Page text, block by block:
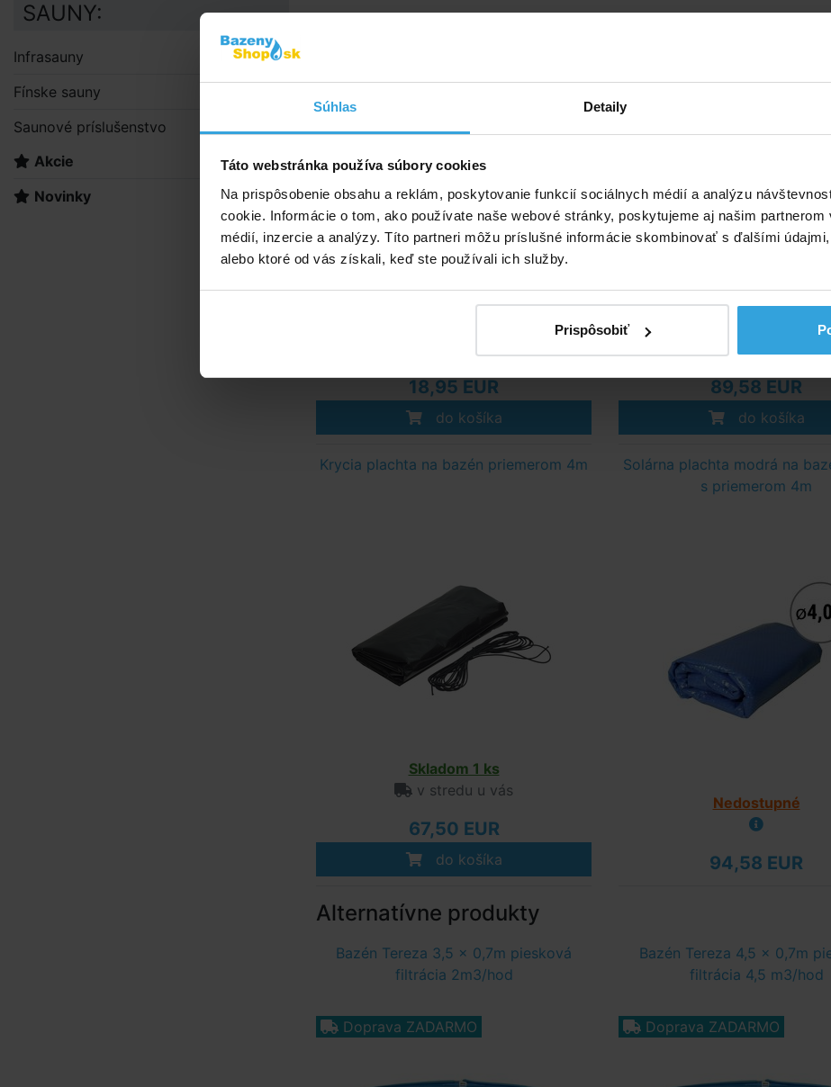
Súhlas Detaily
Táto webstránka používa súbory cookies
Na prispôsobenie obsahu a reklám, poskytovanie funkcií sociálnych médií a analýzu
cookie. Informácie o tom, ako používate naše webové stránky, poskytujeme aj našim partnerom
médií, inzercie a analýzy. Títo partneri môžu príslušné informácie skombinovať s ďalšími
alebo ktoré od vás získali, keď ste používali ich služby.
Prispôsobiť
18,95 EUR
do košíka
89,58 EUR
do košíka
Krycia plachta na bazén priemerom 4m
Skladom 1 ks
v stredu u vás
67,50 EUR
do košíka
Solárna plachta modrá na
s priemerom 4m
Nedostupné
94,58 EUR
Alternatívne produkty
Bazén Tereza 3,5 x 0,7m piesková
filtrácia 2m3/hod
Doprava ZADARMO
Bazén Tereza 4,5 x 0,7m
filtrácia 4,5 m3/hod
Doprava ZADARMO
SAUNY:
Infrasauny
Fínske sauny
Saunové príslušenstvo
Akcie
Novinky